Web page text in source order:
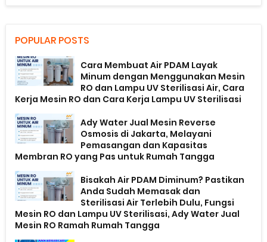
POPULAR POSTS
Cara Membuat Air PDAM Layak
Minum dengan Menggunakan Mesin
RO dan Lampu UV Sterilisasi Air, Cara
Kerja Mesin RO dan Cara Kerja Lampu UV Sterilisasi
Ady Water Jual Mesin Reverse
Osmosis di Jakarta, Melayani
Pemasangan dan Kapasitas
Membran RO yang Pas untuk Rumah Tangga
Bisakah Air PDAM Diminum? Pastikan
Anda Sudah Memasak dan
Sterilisasi Air Terlebih Dulu, Fungsi
Mesin RO dan Lampu UV Sterilisasi, Ady Water Jual
Mesin RO Ramah Rumah Tangga